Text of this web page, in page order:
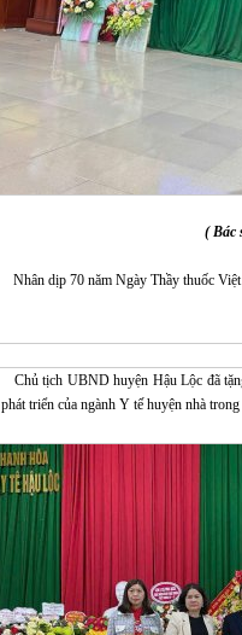
( Bác
dịp 70 năm Ngày Thầy thuốc Việt
tịch UBND huyện Hậu Lộc đã
triển của ngành Y tế huyện nhà